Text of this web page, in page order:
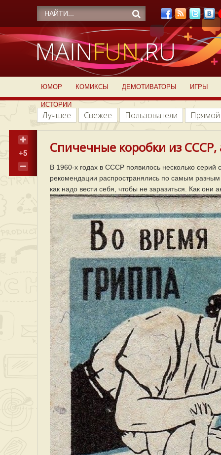
ЮМОР КОМИКСЫ ДЕМОТИВАТОРЫ ИГРЫ
ИСТОРИИ
Лучшее Свежее Пользователи
+5 Спичечные коробки из СССР,
В 1960-х годах в СССР появилось несколько серий
рекомендации распространялись по самым
как надо вести себя, чтобы не заразиться. Как они